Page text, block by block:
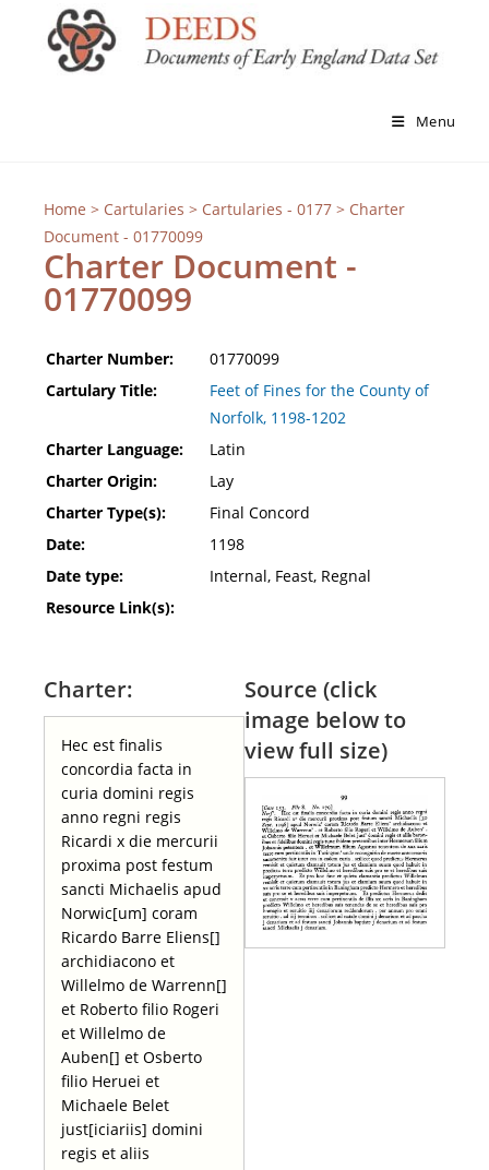
Menu
Home > Cartularies > Cartularies - 0177> Charter
Document - 01770099
Charter Document -
01770099
Charter Number:
01770099
Cartulary Title:
Feet of Fines for the County of
Norfolk, 1198-1202
Charter Language:
Latin
Charter Origin:
Lay
Charter Type(s):
Final Concord
Date:
1198
Date type:
Internal, Feast, Regnal
Resource Link(s):
Charter:
Hec est finalis
concordia facta in
curia domini regis
anno regni regis
Ricardi x die mercurii
proxima post festum
sancti Michaelis apud
Norwic[um] coram
Ricardo Barre Eliens[]
archidiacono et
Willelmo de Warrenn[]
et Roberto filio Rogeri
et Willelmo de
Auben[] et Osberto
filio Heruei et
Michaele Belet
just[iciariis] domini
regis et aliis
Source (click
image below to
view full size)